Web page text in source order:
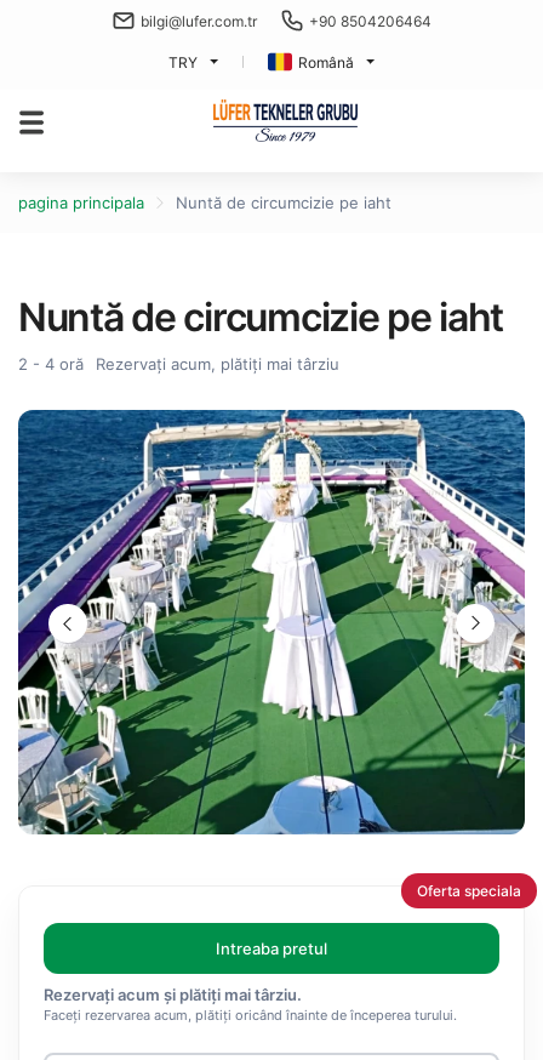
bilgi@lufer.com.tr +90 8504206464
TRY Română
pagina principala Nuntă de circumcizie pe iaht
Nuntă de circumcizie pe iaht
2 - 4 oră Rezervați acum, plătiți mai târziu
Oferta speciala
Intreaba pretul
Rezervați acum și plătiți mai târziu.
Faceți rezervarea acum, plătiți oricând înainte de începerea turului.